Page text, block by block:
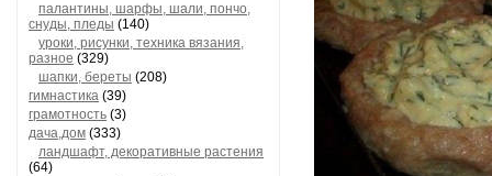
палантины, шарфы, шали, пончо,
снуды, пледы (140)
уроки, рисунки, техника вязания,
разное (329)
шапки, береты (208)
гимнастика (39)
грамотность (3)
дача,дом (333)
ландшафт, декоративные растения
(64)